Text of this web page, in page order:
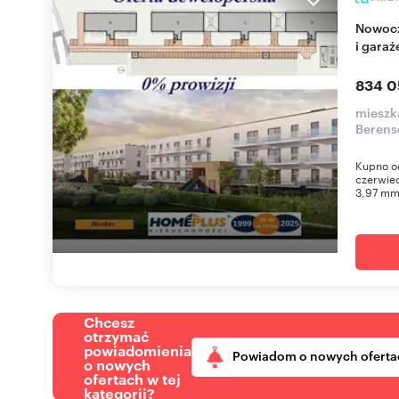
Nowoczesne 4-pokojowe mieszkanie z balkonem
i
834
Kupno
3,97
Chcesz
otrzymać
powiadomienia
o nowych
ofertach w tej
kategorii?
Powiadom o nowych